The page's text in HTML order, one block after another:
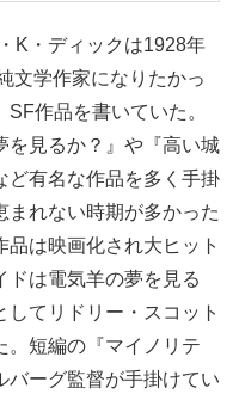
K・ディックは1928年
文学作家になりたかっ
作品を書いていた。
を見るか？』や『高い城
ど有名な作品を多く手掛
まれない時期が多かった
は映画化され大ヒット
ドは電気羊の夢を見る
てリドリー・スコット
。短編の『マイノリテ
バーグ監督が手掛けてい